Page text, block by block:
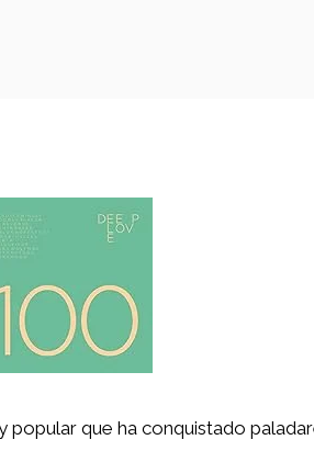
popular que ha conquistado